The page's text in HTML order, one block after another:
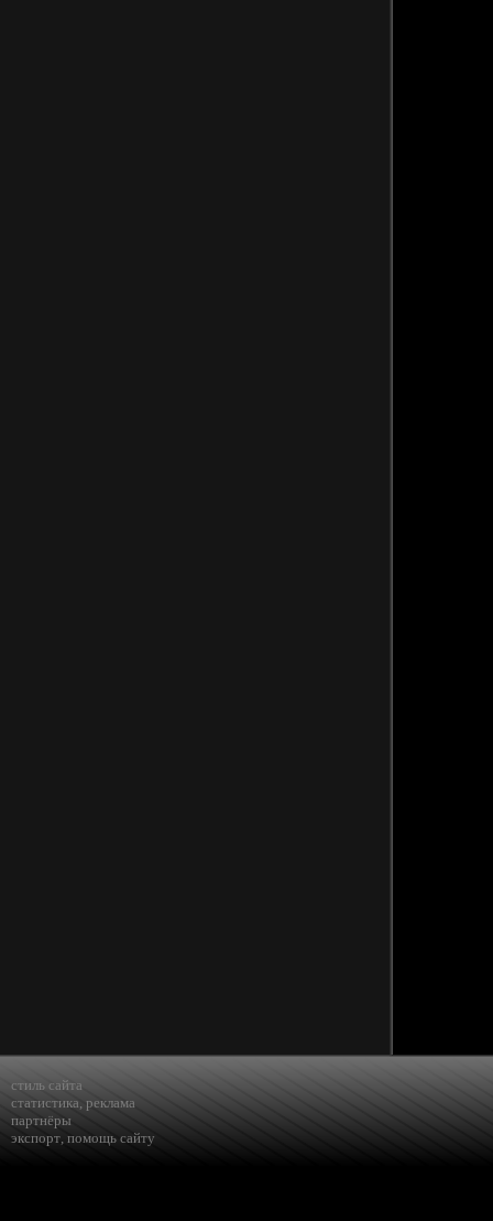
стиль сайта
статистика, реклама
партнёры
экспорт, помощь сайту